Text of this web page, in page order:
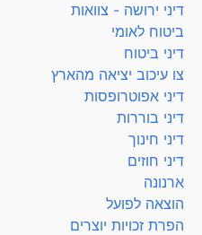
דיני ירושה - צוואות
ביטוח לאומי
דיני ביטוח
צו עיכוב יציאה מהארץ
דיני אפוטרופסות
דיני בוררות
דיני חינוך
דיני חוזים
ארנונה
הוצאה לפועל
הפרת זכויות יוצרים